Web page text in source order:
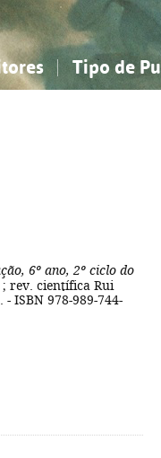
Tipo de
6º ano, 2º ciclo do
rev. científica Rui
ISBN 978-989-744-